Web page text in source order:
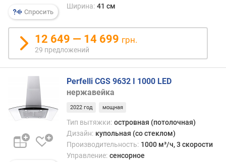
и
г
т
й
к
л
с
с
Спросить
Ширина: 41 см
12 649 — 14 699 грн.
29 предложений
Perfelli CGS 9632 I 1000 LED
нержавейка
2022 год мощная
Тип вытяжки: островная (потолочная)
Дизайн: купольная (со стеклом)
Производительность: 1000 м³/ч, 3 скорости
Управление: сенсорное